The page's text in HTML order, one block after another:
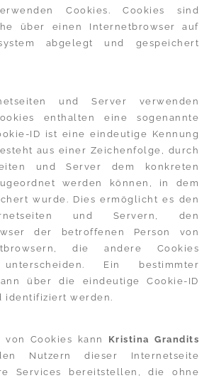
Cookies. Cookies sind
über einen Internetbrowser auf
abgelegt und gespeichert
und Server verwenden
enthalten eine sogenannte
ID ist eine eindeutige Kennung
aus einer Zeichenfolge, durch
und Server dem konkreten
werden können, in dem
wurde. Dies ermöglicht es den
und Servern, den
der betroffenen Person von
die andere Cookies
Ein bestimmter
über die eindeutige Cookie-ID
identifiziert werden.
von Cookies kann Kristina Grandits
Nutzern dieser Internetseite
Services bereitstellen, die ohne